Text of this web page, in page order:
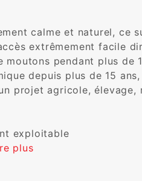
calme et naturel, ce
extrêmement facile
moutons pendant plus
depuis plus de 15
projet agricole, élevage,
exploitable
plus